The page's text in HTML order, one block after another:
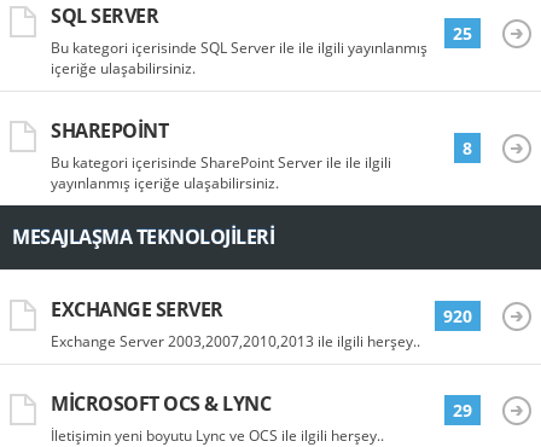
SQL SERVER
Bu kategori içerisinde SQL Server ile ile ilgili yayınlanmış
içeriğe ulaşabilirsiniz.
25
SHAREPOINT
Bu kategori içerisinde SharePoint Server ile ile ilgili
yayınlanmış içeriğe ulaşabilirsiniz.
8
MESAJLAŞMA TEKNOLOJILERI
EXCHANGE SERVER
Exchange Server 2003,2007,2010,2013 ile ilgili herşey..
920
MICROSOFT OCS & LYNC
İletişimin yeni boyutu Lync ve OCS ile ilgili herşey..
29